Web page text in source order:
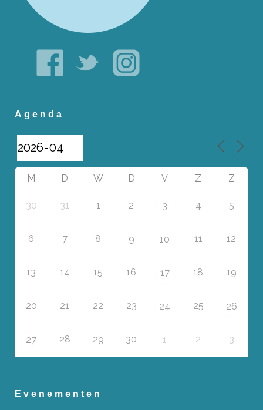
Agenda
M D W D V Z Z
30 31 1 2 3 4 5
6 7 8 9 10 11 12
13 14 15 16 17 18 19
20 21 22 23 24 25 26
27 28 29 30 1 2 3
Evenementen